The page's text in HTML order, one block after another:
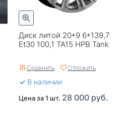
Диск литой 20*9 6*139,7
Et30 100,1 TA15 HPB Tank
Сравнить Отложить
В наличии
Цена за 1 шт. 28 000 руб.